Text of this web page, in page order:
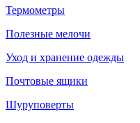
Термометры
Полезные мелочи
Уход и хранение одежды
Почтовые ящики
Шуруповерты